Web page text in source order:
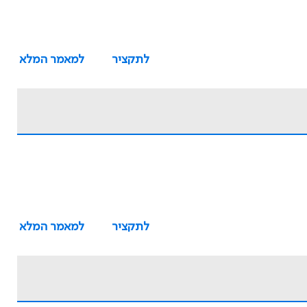
לתקציר למאמר המלא
לתקציר למאמר המלא